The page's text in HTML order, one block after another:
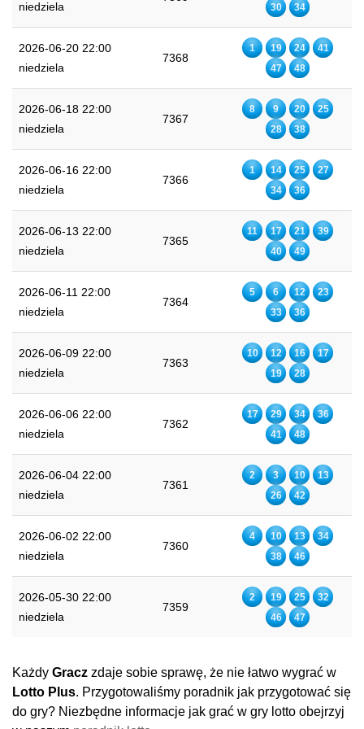
niedziela 30 34
2026-06-20 22:00
niedziela
7368
1 19 24
41
47
48
2026-06-18 22:00
niedziela
7367
8 9 20
25
28
38
2026-06-16 22:00
niedziela
7366
1 14 25
27
34
36
2026-06-13 22:00
niedziela
7365
11 17 21
39
40
49
2026-06-11 22:00
niedziela
7364
5 6 12
23
33
36
2026-06-09 22:00
niedziela
7363
10 12 16
17
19
28
2026-06-06 22:00
niedziela
7362
17 29 34
36
41
48
2026-06-04 22:00
niedziela
7361
2 3 10
13
26
42
2026-06-02 22:00
niedziela
7360
4 10 13
34
38
46
2026-05-30 22:00
niedziela
7359
2 19 25
32
46
47
Każdy Gracz zdaje sobie sprawę, że nie łatwo wygrać w
Lotto Plus. Przygotowaliśmy poradnik jak przygotować się
do gry? Niezbędne informacje jak grać w gry lotto obejrzyj